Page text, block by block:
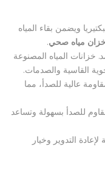
ويضمن بقاء المياه
خزان مياه صحي.
خزانات المياه المصنوعة
القاسية والصدمات.
عالية للصدأ، مما
للصدأ بسهولة وتساعد
التدوير وخيار